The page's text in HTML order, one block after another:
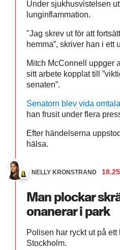
Under sjukhusvistelsen
lunginflammation.
"Jag skrev ut för att
hemma”, skriver han i ett
Mitch McConnell uppger
sitt arbete kopplat till
senaten”.
Senatorn blev vida
han frusit under flera
Efter händelserna
hälsa.
NELLY KRONSTRAND 18.25
Man plockar
onanerar i park
Polisen har ryckt ut på ett
Stockholm.